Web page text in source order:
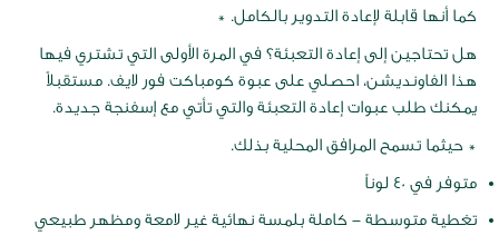
كما أنها قابلة لإعادة التدوير بالكامل. *
هل تحتاجين إلى إعادة التعبئة؟ في المرة الأولى التي تشتري فيها
هذا الفاونديشن، احصلي على عبوة كومباكت فور لايف. مستقبلاً
يمكنك طلب عبوات إعادة التعبئة والتي تأتي مع إسفنجة جديدة.
* حيثما تسمح المرافق المحلية بذلك.
متوفر في 40 لوناً
تغطية متوسطة - كاملة بلمسة نهائية غير لامعة ومظهر طبيعي